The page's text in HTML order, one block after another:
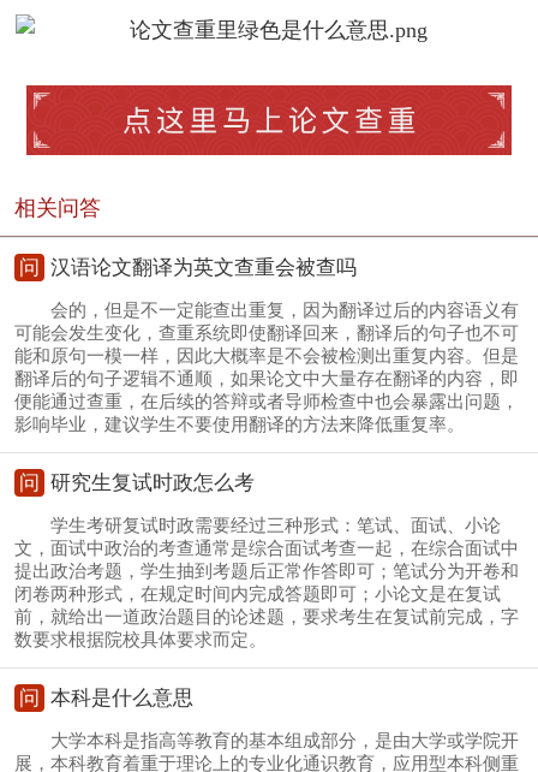
相关问答
问 汉语论文翻译为英文查重会被查吗
会的，但是不一定能查出重复，因为翻译过后的内容语义有
可能会发生变化，查重系统即使翻译回来，翻译后的句子也不可
能和原句一模一样，因此大概率是不会被检测出重复内容。但是
翻译后的句子逻辑不通顺，如果论文中大量存在翻译的内容，即
便能通过查重，在后续的答辩或者导师检查中也会暴露出问题，
影响毕业，建议学生不要使用翻译的方法来降低重复率。
问 研究生复试时政怎么考
学生考研复试时政需要经过三种形式：笔试、面试、小论
文，面试中政治的考查通常是综合面试考查一起，在综合面试中
提出政治考题，学生抽到考题后正常作答即可；笔试分为开卷和
闭卷两种形式，在规定时间内完成答题即可；小论文是在复试
前，就给出一道政治题目的论述题，要求考生在复试前完成，字
数要求根据院校具体要求而定。
问 本科是什么意思
大学本科是指高等教育的基本组成部分，是由大学或学院开
展，本科教育着重于理论上的专业化通识教育，应用型本科侧重